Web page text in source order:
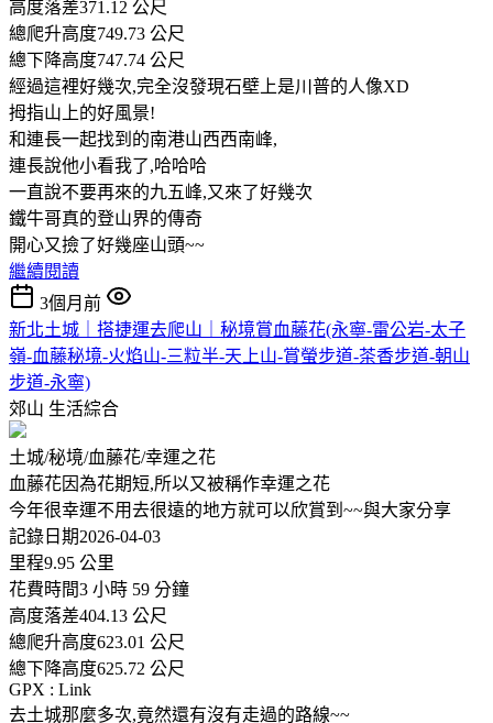
高度落差371.12 公尺
總爬升高度749.73 公尺
總下降高度747.74 公尺
經過這裡好幾次,完全沒發現石壁上是川普的人像XD
拇指山上的好風景!
和連長一起找到的南港山西西南峰,
連長說他小看我了,哈哈哈
一直說不要再來的九五峰,又來了好幾次
鐵牛哥真的登山界的傳奇
開心又撿了好幾座山頭~~
繼續閱讀
3個月前
新北土城｜搭捷運去爬山｜秘境賞血藤花(永寧-雷公岩-太子
嶺-血藤秘境-火焰山-三粒半-天上山-賞螢步道-茶香步道-朝山
步道-永寧)
郊山 生活綜合
土城/秘境/血藤花/幸運之花
血藤花因為花期短,所以又被稱作幸運之花
今年很幸運不用去很遠的地方就可以欣賞到~~與大家分享
記錄日期2026-04-03
里程9.95 公里
花費時間3 小時 59 分鐘
高度落差404.13 公尺
總爬升高度623.01 公尺
總下降高度625.72 公尺
GPX : Link
去土城那麼多次,竟然還有沒有走過的路線~~